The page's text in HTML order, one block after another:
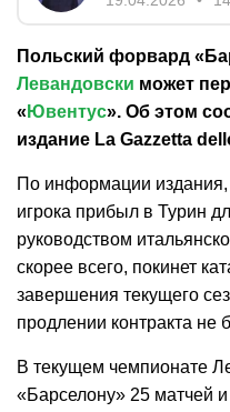
Польский форвард
Левандовски может
« Ювентус». Об этом
издание La Gazzetta
По информации издания,
игрока прибыл в Турин
руководством
скорее всего, покинет
завершения текущего
продлении контракта не
В текущем чемпионате
«Барселону» 25 матчей